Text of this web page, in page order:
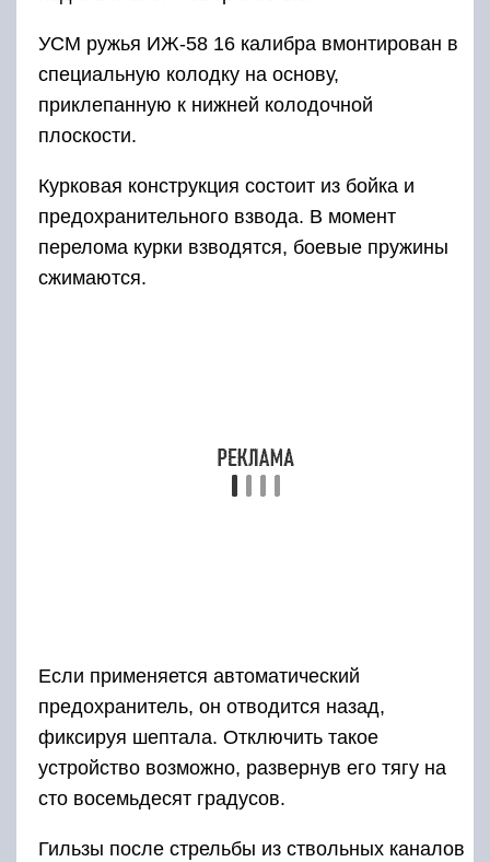
УСМ ружья ИЖ-58 16 калибра вмонтирован в
специальную колодку на основу,
приклепанную к нижней колодочной
плоскости.
Курковая конструкция состоит из бойка и
предохранительного взвода. В момент
перелома курки взводятся, боевые пружины
сжимаются.
Если применяется автоматический
предохранитель, он отводится назад,
фиксируя шептала. Отключить такое
устройство возможно, развернув его тягу на
сто восемьдесят градусов.
Гильзы после стрельбы из ствольных каналов